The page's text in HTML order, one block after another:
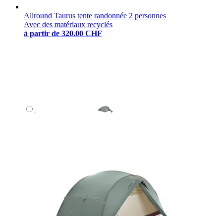
Allround Taurus tente randonnée 2 personnes
Avec des matériaux recyclés
à partir de 320.00 CHF